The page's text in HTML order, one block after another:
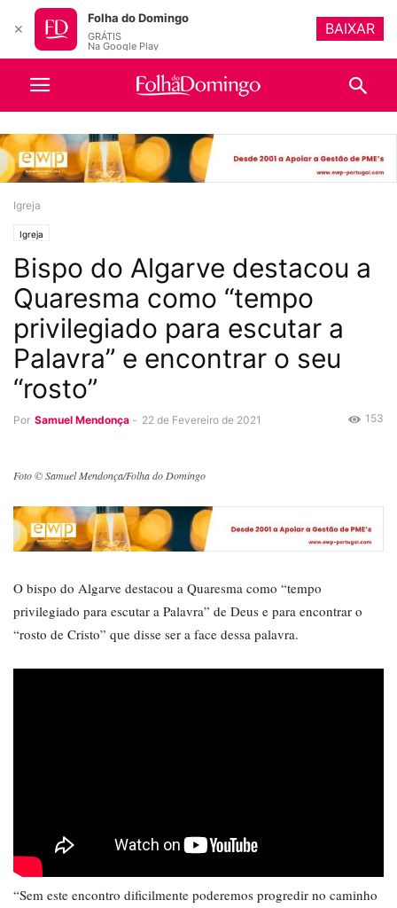
Igreja
Igreja
Bispo do Algarve destacou a
Quaresma como “tempo
privilegiado para escutar a
Palavra” e encontrar o seu
“rosto”
Por Samuel Mendonça - 22 de Fevereiro de 2021 153
Foto © Samuel Mendonça/Folha do Domingo
O bispo do Algarve destacou a Quaresma como “tempo
privilegiado para escutar a Palavra” de Deus e para encontrar o
“rosto de Cristo” que disse ser a face dessa palavra.
“Sem este encontro dificilmente poderemos progredir no caminho
✕
Folha do Domingo
GRÁTIS
Na Google Play
BAIXAR